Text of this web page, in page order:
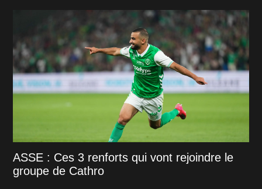
ASSE : Ces 3 renforts qui vont rejoindre le
groupe de Cathro